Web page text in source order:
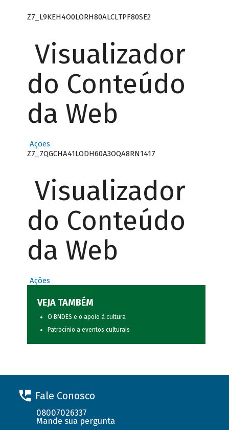
Z7_L9KEH4O0LORH80ALCLTPF80SE2
Visualizador
do Conteúdo
da Web
Ações
Z7_7QGCHA41LODH60A3OQA8RN1417
Visualizador
do Conteúdo
da Web
Ações
VEJA TAMBÉM
O BNDES e o apoio à cultura
Patrocínio a eventos culturais
Fale Conosco
08007026337
Mande sua pergunta